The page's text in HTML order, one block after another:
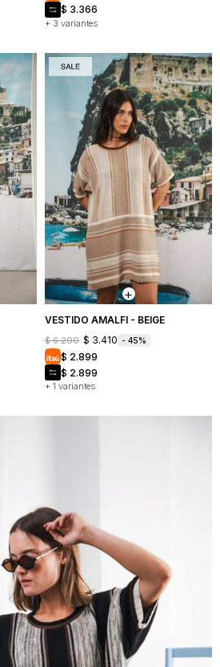
+ 3 variantes
$ 3.366
VESTIDO AMALFI - BEIGE
+ 1 variantes
$ 6.200 $ 3.410 45
$ 2.899
$ 2.899